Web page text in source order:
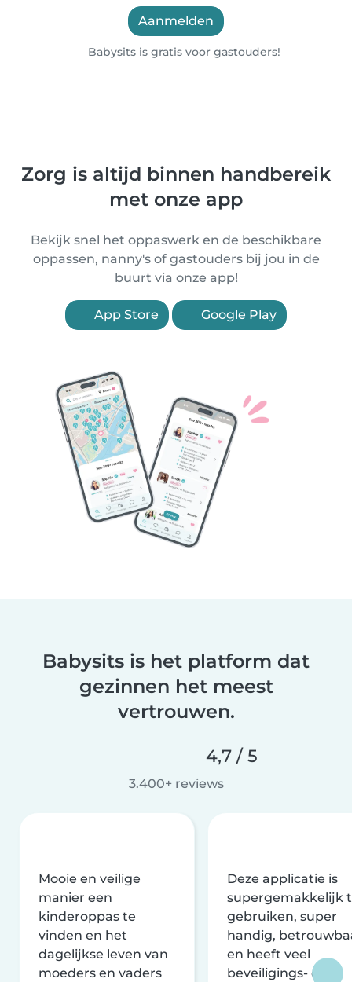
Aanmelden
Babysits is gratis voor gastouders!
Zorg is altijd binnen handbereik
met onze app
Bekijk snel het oppaswerk en de beschikbare
oppassen, nanny's of gastouders bij jou in de
buurt via onze app!
App Store Google Play
Babysits is het platform dat
gezinnen het meest
vertrouwen.
4,7 / 5
3.400+ reviews
Mooie en veilige
manier een
kinderoppas te
vinden en het
dagelijkse leven van
moeders en vaders
Deze applicatie is
supergemakkelijk
gebruiken, super
handig,
en heeft veel
beveiligings- en